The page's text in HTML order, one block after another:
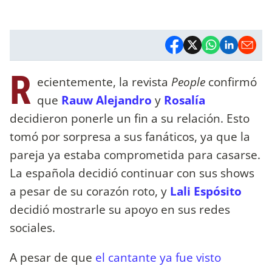
R ecientemente, la revista People confirmó
que Rauw Alejandro y Rosalía
decidieron ponerle un fin a su relación. Esto
tomó por sorpresa a sus fanáticos, ya que la
pareja ya estaba comprometida para casarse.
La española decidió continuar con sus shows
a pesar de su corazón roto, y Lali Espósito
decidió mostrarle su apoyo en sus redes
sociales.
A pesar de que el cantante ya fue visto